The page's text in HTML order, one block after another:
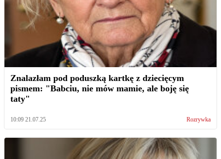
Znalazłam pod poduszką kartkę z dziecięcym
pismem: "Babciu, nie mów mamie, ale boję się
taty"
10:09 21.07.25 Rozrywka